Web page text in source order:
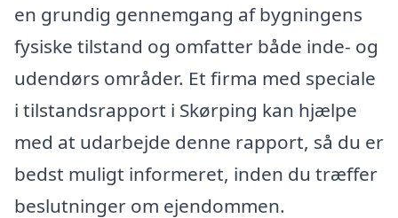
en grundig gennemgang af bygningens
fysiske tilstand og omfatter både inde- og
udendørs områder. Et firma med speciale
i tilstandsrapport i Skørping kan hjælpe
med at udarbejde denne rapport, så du er
bedst muligt informeret, inden du træffer
beslutninger om ejendommen.